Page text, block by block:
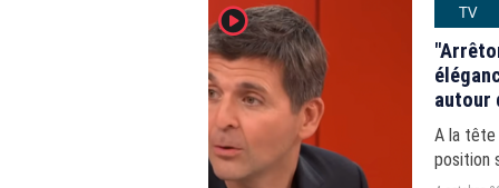
player2 TV
autour
de
A la tête
position